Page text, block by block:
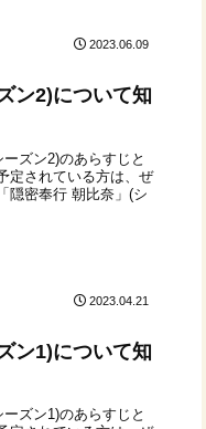
2023.06.09
ン2)について知
ズン2)のあらすじと
定されている方は、ぜ
隠密奉行 朝比奈」(シ
2023.04.21
ン1)について知
ズン1)のあらすじと